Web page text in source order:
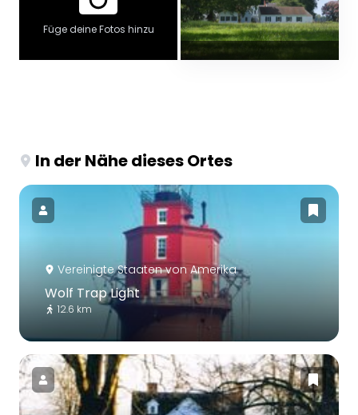
Füge deine Fotos hinzu
In der Nähe dieses Ortes
Vereinigte Staaten von Amerika
Wolf Trap Light
12.6 km